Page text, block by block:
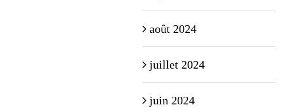
août 2024
juillet 2024
juin 2024